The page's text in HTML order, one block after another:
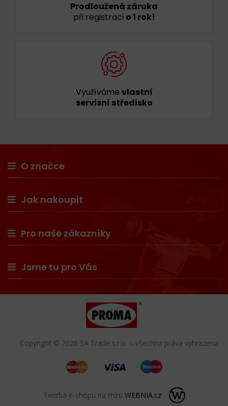
Prodloužená záruka
při registraci o 1 rok!
Využíváme vlastní
servisní středisko
O značce
Jak nakoupit
Pro naše zákazníky
Jsme tu pro Vás
Copyright © 2026 SA Trade s.r.o. – všechna práva vyhrazena
Tvorba e-shopu na míru WEBNIA.cz